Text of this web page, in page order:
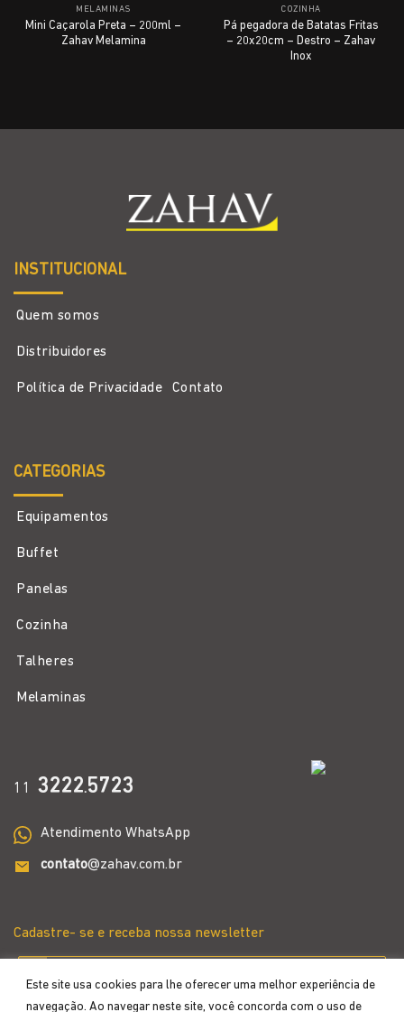
Este site usa cookies para lhe oferecer uma melhor experiência de
navegação. Ao navegar neste site, você concorda com o uso de
MELAMINAS
Mini Caçarola Preta – 200ml –
Zahav Melamina
COZINHA
Pá pegadora de Batatas Fritas
– 20x20cm – Destro – Zahav
Inox
INSTITUCIONAL
Quem somos
Distribuidores
Política de Privacidade Contato
CATEGORIAS
Equipamentos
Buffet
Panelas
Cozinha
Talheres
Melaminas
11 3222.5723
Atendimento WhatsApp
contato@zahav.com.br
Cadastre- se e receba nossa newsletter